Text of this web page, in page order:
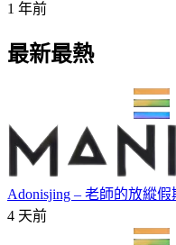
1 年前
最新最熱
Adonisjing – 老師的放縱
4 天前